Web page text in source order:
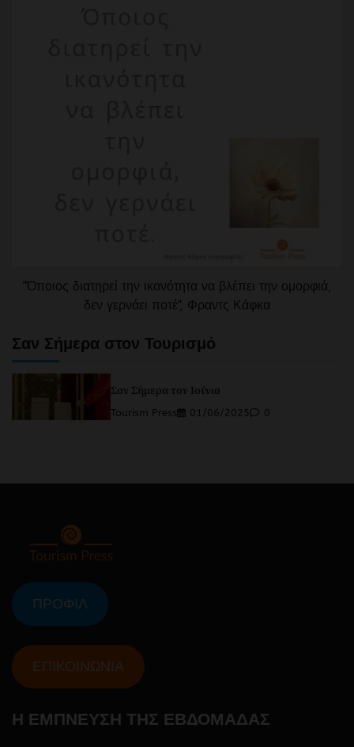
"Όποιος διατηρεί την ικανότητα να βλέπει την ομορφιά,
δεν γερνάει ποτέ", Φραντς Κάφκα
Σαν Σήμερα στον Τουρισμό
Σαν Σήμερα τον Ιούνιο
Tourism Press 01/06/2025 0
ΠΡΟΦΙΛ
ΕΠΙΚΟΙΝΩΝΙΑ
Η ΕΜΠΝΕΥΣΗ ΤΗΣ ΕΒΔΟΜΑΔΑΣ